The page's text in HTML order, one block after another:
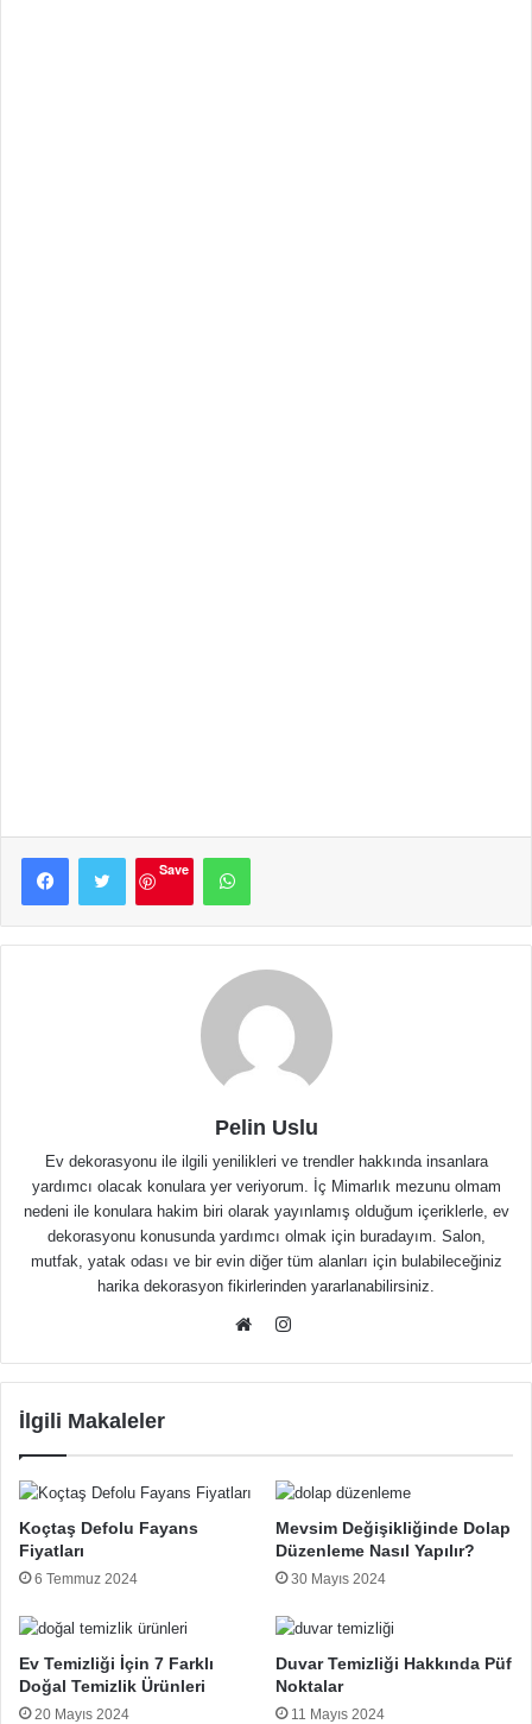
FacebookTwitter
Save
WhatsApp
Pelin Uslu
Ev dekorasyonu ile ilgili yenilikleri ve trendler hakkında insanlara
yardımcı olacak konulara yer veriyorum. İç Mimarlık mezunu olmam
nedeni ile konulara hakim biri olarak yayınlamış olduğum içeriklerle, ev
dekorasyonu konusunda yardımcı olmak için buradayım. Salon,
mutfak, yatak odası ve bir evin diğer tüm alanları için bulabileceğiniz
harika dekorasyon fikirlerinden yararlanabilirsiniz.
sitesi
Instagram
İlgili Makaleler
Koçtaş Defolu Fayans
Fiyatları
6 Temmuz 2024
Mevsim Değişikliğinde Dolap
Düzenleme Nasıl Yapılır?
30 Mayıs 2024
Ev Temizliği İçin 7 Farklı
Doğal Temizlik Ürünleri
20 Mayıs 2024
Duvar Temizliği Hakkında Püf
Noktalar
11 Mayıs 2024